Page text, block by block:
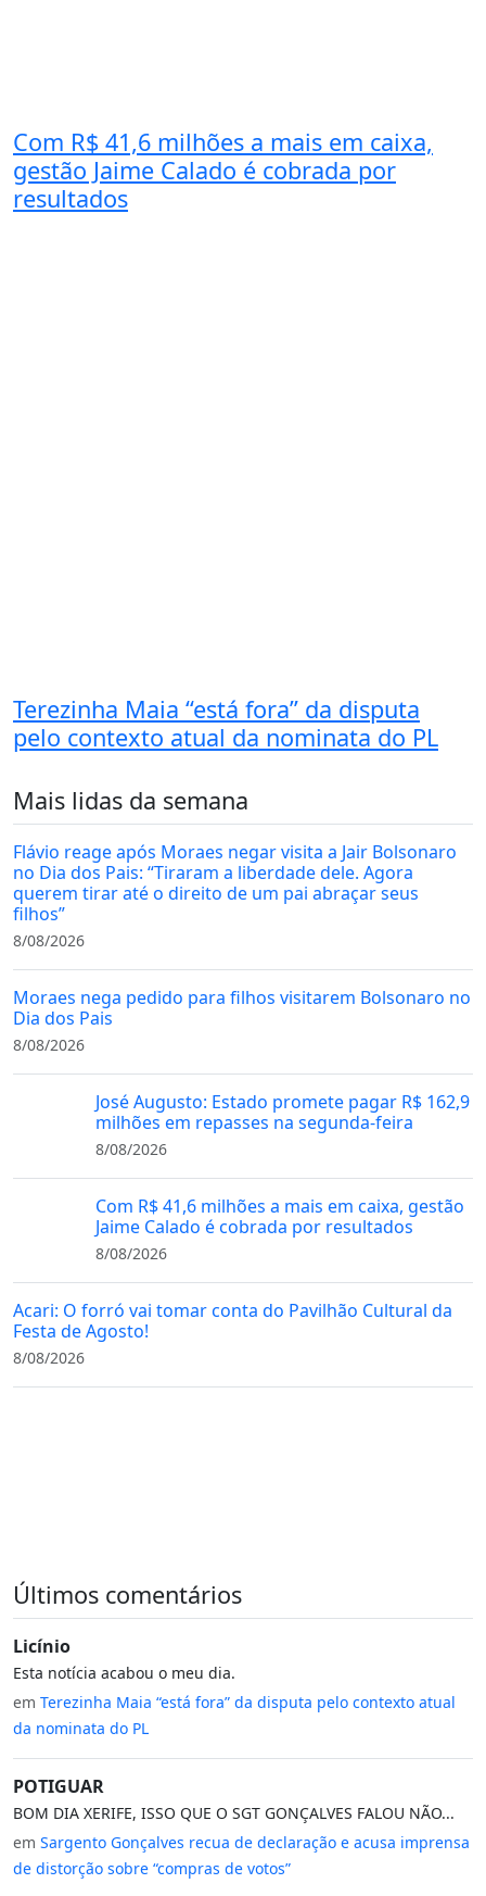
Com R$ 41,6 milhões a mais em caixa,
gestão Jaime Calado é cobrada por
resultados
Terezinha Maia “está fora” da disputa
pelo contexto atual da nominata do PL
Mais lidas da semana
Flávio reage após Moraes negar visita a Jair Bolsonaro
no Dia dos Pais: “Tiraram a liberdade dele. Agora
querem tirar até o direito de um pai abraçar seus
filhos”
8/08/2026
Moraes nega pedido para filhos visitarem Bolsonaro no
Dia dos Pais
8/08/2026
José Augusto: Estado promete pagar R$ 162,9
milhões em repasses na segunda-feira
8/08/2026
Com R$ 41,6 milhões a mais em caixa, gestão
Jaime Calado é cobrada por resultados
8/08/2026
Acari: O forró vai tomar conta do Pavilhão Cultural da
Festa de Agosto!
8/08/2026
Últimos comentários
Licínio
Esta notícia acabou o meu dia.
em Terezinha Maia “está fora” da disputa pelo contexto atual
da nominata do PL
POTIGUAR
BOM DIA XERIFE, ISSO QUE O SGT GONÇALVES FALOU NÃO...
em Sargento Gonçalves recua de declaração e acusa imprensa
de distorção sobre “compras de votos”